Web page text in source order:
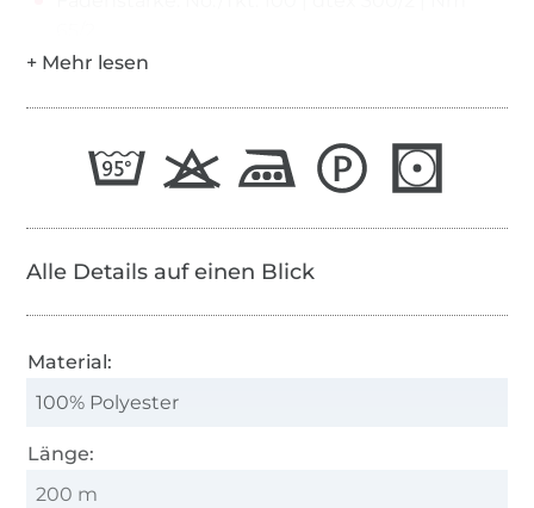
Alle Details auf einen Blick
Material:
100% Polyester
Länge:
200 m